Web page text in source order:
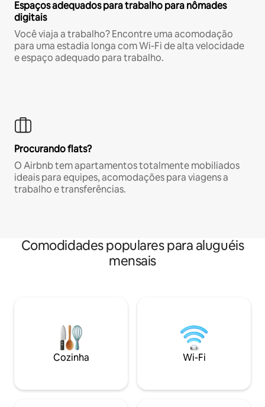
Espaços adequados para trabalho para nômades
digitais
Você viaja a trabalho? Encontre uma acomodação
para uma estadia longa com Wi-Fi de alta velocidade
e espaço adequado para trabalho.
Procurando flats?
O Airbnb tem apartamentos totalmente mobiliados
ideais para equipes, acomodações para viagens a
trabalho e transferências.
Comodidades populares para aluguéis
mensais
Cozinha Wi-Fi